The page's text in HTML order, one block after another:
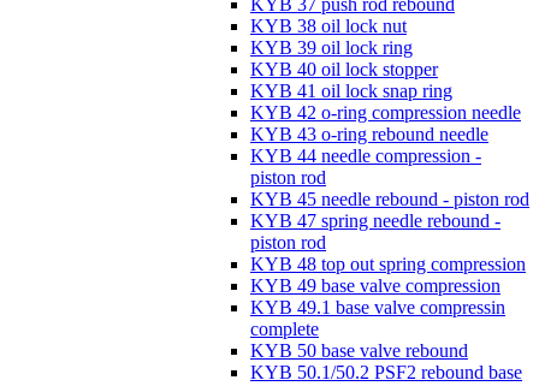
KYB 38 oil lock nut
KYB 39 oil lock ring
KYB 40 oil lock stopper
KYB 41 oil lock snap ring
KYB 42 o-ring compression needle
KYB 43 o-ring rebound needle
KYB 44 needle compression -
piston rod
KYB 45 needle rebound - piston rod
KYB 47 spring needle rebound -
piston rod
KYB 48 top out spring compression
KYB 49 base valve compression
KYB 49.1 base valve compressin
complete
KYB 50 base valve rebound
KYB 50.1/50.2 PSF2 rebound base